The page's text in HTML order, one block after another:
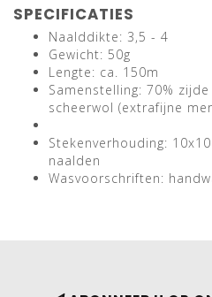
SPECIFICATIES
Naalddikte: 3,5 - 4
Gewicht: 50g
Lengte: ca. 150m
Samenstelling: 70%
scheerwol (extrafijne
Stekenverhouding:
naalden
Wasvoorschriften: